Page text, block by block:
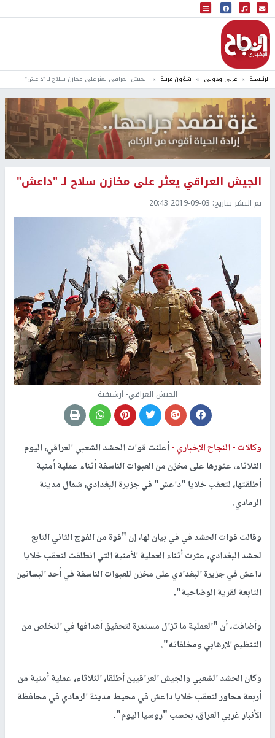
البث المباشر
إذاعة النجاح
الرئيسية عربي ودولي شؤون عربية الجيش العراقي يعثر على مخازن سلاح لـ "داعش"
الجيش العراقي يعثر على مخازن سلاح لـ "داعش"
تم النشر بتاريخ: 2019-09-03 20:43
الجيش العراقي- أرشيفية
وكالات -النجاح الإخباري -أعلنت قوات الحشد الشعبي العراقي، اليوم
الثلاثاء، عثورها على مخزن من العبوات الناسفة أثناء عملية أمنية
أطلقتها، لتعقب خلايا "داعش" في جزيرة البغدادي، شمال مدينة
الرمادي.
وقالت قوات الحشد في في بيان لها، إن "قوة من الفوج الثاني التابع
لحشد البغدادي، عثرت أثناء العملية الأمنية التي انطلقت لتعقب خلايا
داعش في جزيرة البغدادي على مخزن للعبوات الناسفة في أحد البساتين
التابعة لقرية الوضاحية".
وأضافت، أن "العملية ما تزال مستمرة لتحقيق أهدافها في التخلص من
التنظيم الإرهابي ومخلفاته".
وكان الحشد الشعبي والجيش العراقيين أطلقا، الثلاثاء، عملية أمنية من
أربعة محاور لتعقب خلايا داعش في محيط مدينة الرمادي في محافظة
الأنبار غربي العراق، بحسب "روسيا اليوم".